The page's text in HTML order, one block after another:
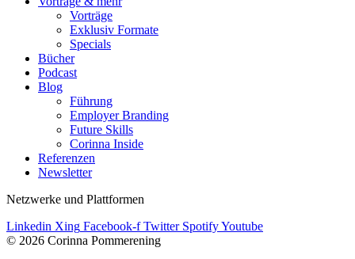
Vorträge
Exklusiv Formate
Specials
Bücher
Podcast
Blog
Führung
Employer Branding
Future Skills
Corinna Inside
Referenzen
Newsletter
Netzwerke und Plattformen
Linkedin Xing Facebook-f Twitter SpotifyYoutube
© 2026 Corinna Pommerening